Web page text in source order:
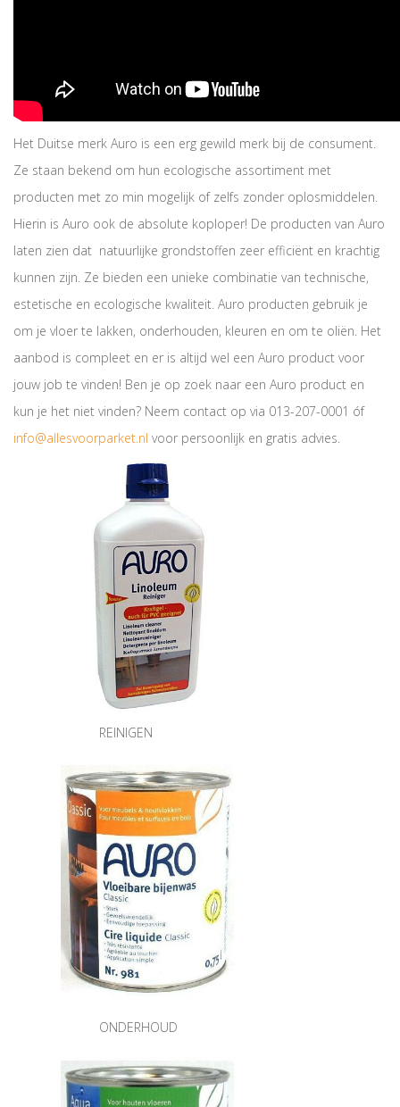
Het Duitse merk Auro is een erg gewild merk bij de consument.
Ze staan bekend om hun ecologische assortiment met
producten met zo min mogelijk of zelfs zonder oplosmiddelen.
Hierin is Auro ook de absolute koploper! De producten van Auro
laten zien dat natuurlijke grondstoffen zeer efficiënt en krachtig
kunnen zijn. Ze bieden een unieke combinatie van technische,
estetische en ecologische kwaliteit. Auro producten gebruik je
om je vloer te lakken, onderhouden, kleuren en om te oliën. Het
aanbod is compleet en er is altijd wel een Auro product voor
jouw job te vinden! Ben je op zoek naar een Auro product en
kun je het niet vinden? Neem contact op via 013-207-0001 óf
info@allesvoorparket.nl voor persoonlijk en gratis advies.
REINIGEN
ONDERHOUD